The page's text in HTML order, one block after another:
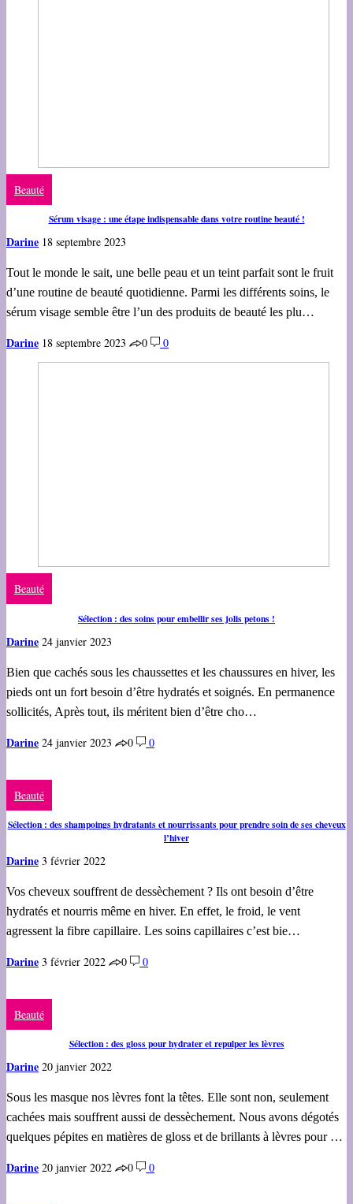
Beauté
Sérum visage : une étape indispensable dans votre routine beauté !
Darine 18 septembre 2023
Tout le monde le sait, une belle peau et un teint parfait sont le fruit
d’une routine de beauté quotidienne. Parmi les différents soins, le
sérum visage semble être l’un des produits de beauté les plu…
Darine 18 septembre 2023 0 0
Beauté
Sélection : des soins pour embellir ses jolis petons !
Darine 24 janvier 2023
Bien que cachés sous les chaussettes et les chaussures en hiver, les
pieds ont un fort besoin d’être hydratés et soignés. En permanence
sollicités, Après tout, ils méritent bien d’être cho…
Darine 24 janvier 2023 0 0
Beauté
Sélection : des shampoings hydratants et nourrissants pour prendre soin de ses cheveux
l’hiver
Darine 3 février 2022
Vos cheveux souffrent de dessèchement ? Ils ont besoin d’être
hydratés et nourris même en hiver. En effet, le froid, le vent
agressent la fibre capillaire. Les soins capillaires c’est bie…
Darine 3 février 2022 0 0
Beauté
Sélection : des gloss pour hydrater et repulper les lèvres
Darine 20 janvier 2022
Sous les masque nos lèvres font la têtes. Elle sont non, seulement
cachées mais souffrent aussi de dessèchement. Nous avons dégotés
quelques pépites en matières de gloss et de brillants à lèvres pour …
Darine 20 janvier 2022 0 0